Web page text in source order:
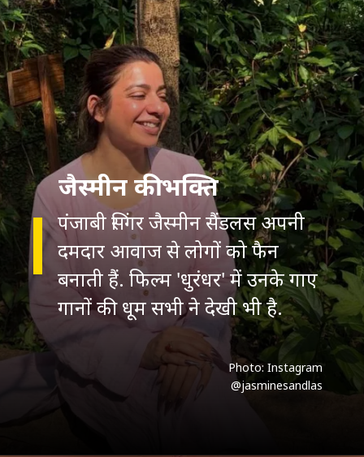
जैस्मीन की भक्ति
पंजाबी सिंगर जैस्मीन सैंडलस अपनी
दमदार आवाज से लोगों को फैन
बनाती हैं. फिल्म 'धुरंधर' में उनके गाए
गानों की धूम सभी ने देखी भी है.
Photo: Instagram
@jasminesandlas